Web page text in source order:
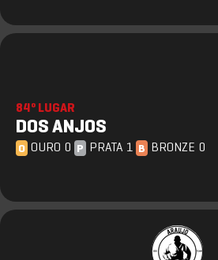
84º LUGAR
DOS ANJOS
O OURO 0 P PRATA 1 B BRONZE 0